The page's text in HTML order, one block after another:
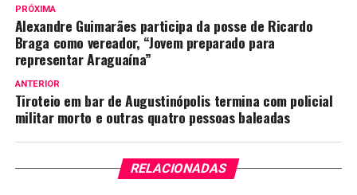
PRÓXIMA
Alexandre Guimarães participa da posse de Ricardo
Braga como vereador, “Jovem preparado para
representar Araguaína”
ANTERIOR
Tiroteio em bar de Augustinópolis termina com policial
militar morto e outras quatro pessoas baleadas
RELACIONADAS